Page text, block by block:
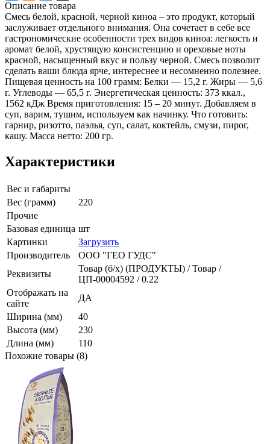
Описание товара
Смесь белой, красной, черной киноа – это продукт, который
заслуживает отдельного внимания. Она сочетает в себе все
гастрономические особенности трех видов киноа: легкость и
аромат белой, хрустящую консистенцию и ореховые ноты
красной, насыщенный вкус и пользу черной. Смесь позволит
сделать ваши блюда ярче, интереснее и несомненно полезнее.
Пищевая ценность на 100 грамм: Белки — 15,2 г. Жиры — 5,6
г. Углеводы — 65,5 г. Энергетическая ценность: 373 ккал.,
1562 кДж Время приготовления: 15 – 20 минут. Добавляем в
суп, варим, тушим, используем как начинку. Что готовить:
гарнир, ризотто, паэлья, суп, салат, коктейль, смузи, пирог,
кашу. Масса нетто: 200 гр.
Характеристики
Вес и габариты
Вес (грамм)
220
Прочие
Базовая единица шт
Картинки
Загрузить
Производитель
ООО "ГЕО ГУДС"
Реквизиты
Товар (б/х) (ПРОДУКТЫ) / Товар /
ЦП-00004592 / 0.22
Отображать на
сайте
ДА
Ширина (мм)
40
Высота (мм)
230
Длина (мм)
110
Похожие товары (8)